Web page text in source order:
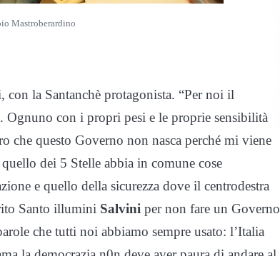
Mastroberardino
con la Santanchè protagonista. “Per noi il
Ognuno con i propri pesi e le proprie sensibilità
questo Governo non nasca perché mi viene
dei 5 Stelle abbia in comune cose
e quello della sicurezza dove il centrodestra
Santo illumini Salvini per non fare un Governo
che tutti noi abbiamo sempre usato: l’Italia